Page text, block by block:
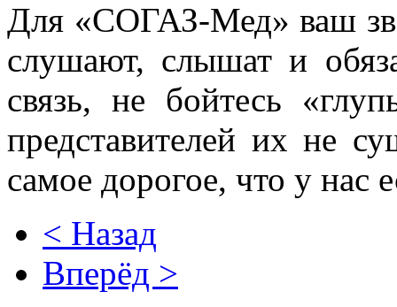
Для «СОГАЗ-Мед» ваш
слушают, слышат и
связь, не бойтесь
представителей их не
самое дорогое, что у нас
< Назад
Вперёд >